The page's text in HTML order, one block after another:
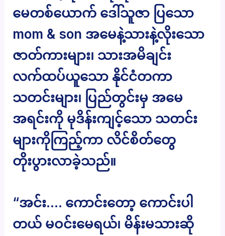
မေတစ်ယောက် ဒေါ်သူဇာ ပြသော
mom & son အမေနဲ့သားနဲ့လိုးသော
ဇာတ်ကားများ၊ သားအမိချင်း
လက်ထပ်ယူသော နိုင်ငံတကာ
သတင်းများ၊ ပြည်တွင်းမှ အမေ
အရင်းကို မုဒိန်းကျင့်သော သတင်း
များကိုကြည့်ကာ လိင်စိတ်တွေ
တိုးပွားလာခဲ့သည်။
“အင်း…. ကောင်းတော့ ကောင်းပါ
တယ် မဝင်းမေရယ်၊ မိန်းမသားဆို